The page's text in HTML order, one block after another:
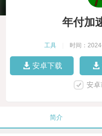
年付加
工具 时间：
安卓下载
安卓
简介